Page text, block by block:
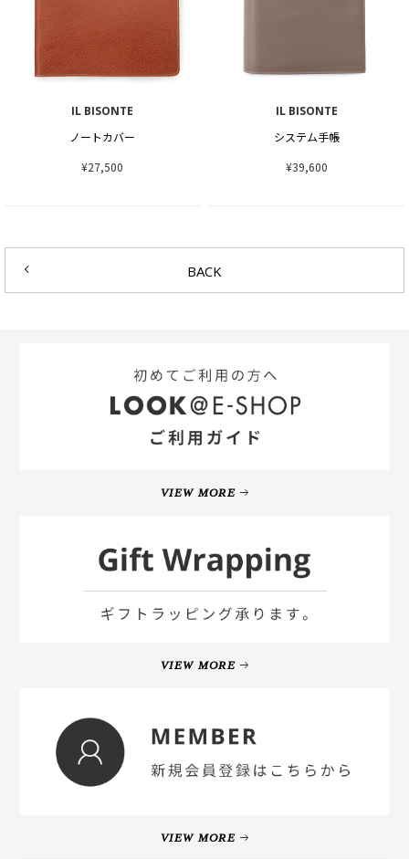
IL BISONTE
ノートカバー
¥27,500
IL BISONTE
システム手帳
¥39,600
BACK
VIEW MORE
VIEW MORE
VIEW MORE